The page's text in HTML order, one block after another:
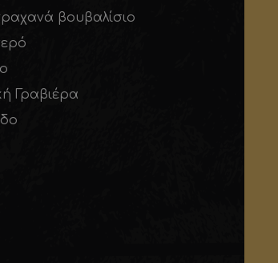
βουβαλίσιο
Γραβιέρα